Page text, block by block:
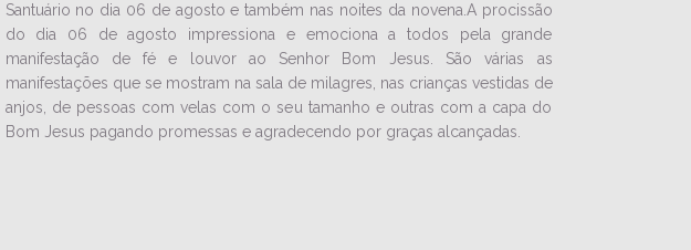
Santuário no dia 06 de agosto e também nas noites da novena.A procissão
do dia 06 de agosto impressiona e emociona a todos pela grande
manifestação de fé e louvor ao Senhor Bom Jesus. São várias as
manifestações que se mostram na sala de milagres, nas crianças vestidas de
anjos, de pessoas com velas com o seu tamanho e outras com a capa do
Bom Jesus pagando promessas e agradecendo por graças alcançadas.